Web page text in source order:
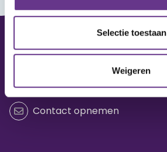
Selectie toestaan
Weigeren
Vraag of opmerking?
Heb je een vraag of wil je iets delen?
Contact opnemen